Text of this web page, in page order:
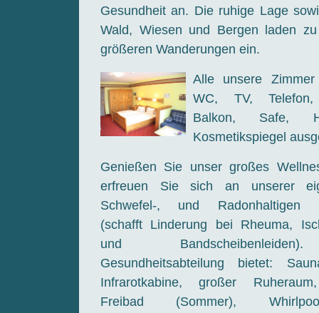
Gesundheit an. Die ruhige Lage
Wald, Wiesen und Bergen laden
größeren Wanderungen ein.
Alle unsere
WC, TV, Telefon,
Balkon, Safe,
Kosmetikspiegel
Genießen Sie unser großes
erfreuen Sie sich an unserer
Schwefel-, und Radonhaltigen
(schafft Linderung bei Rheuma,
und
Gesundheitsabteilung bietet:
Infrarotkabine, großer
Freibad (Sommer),